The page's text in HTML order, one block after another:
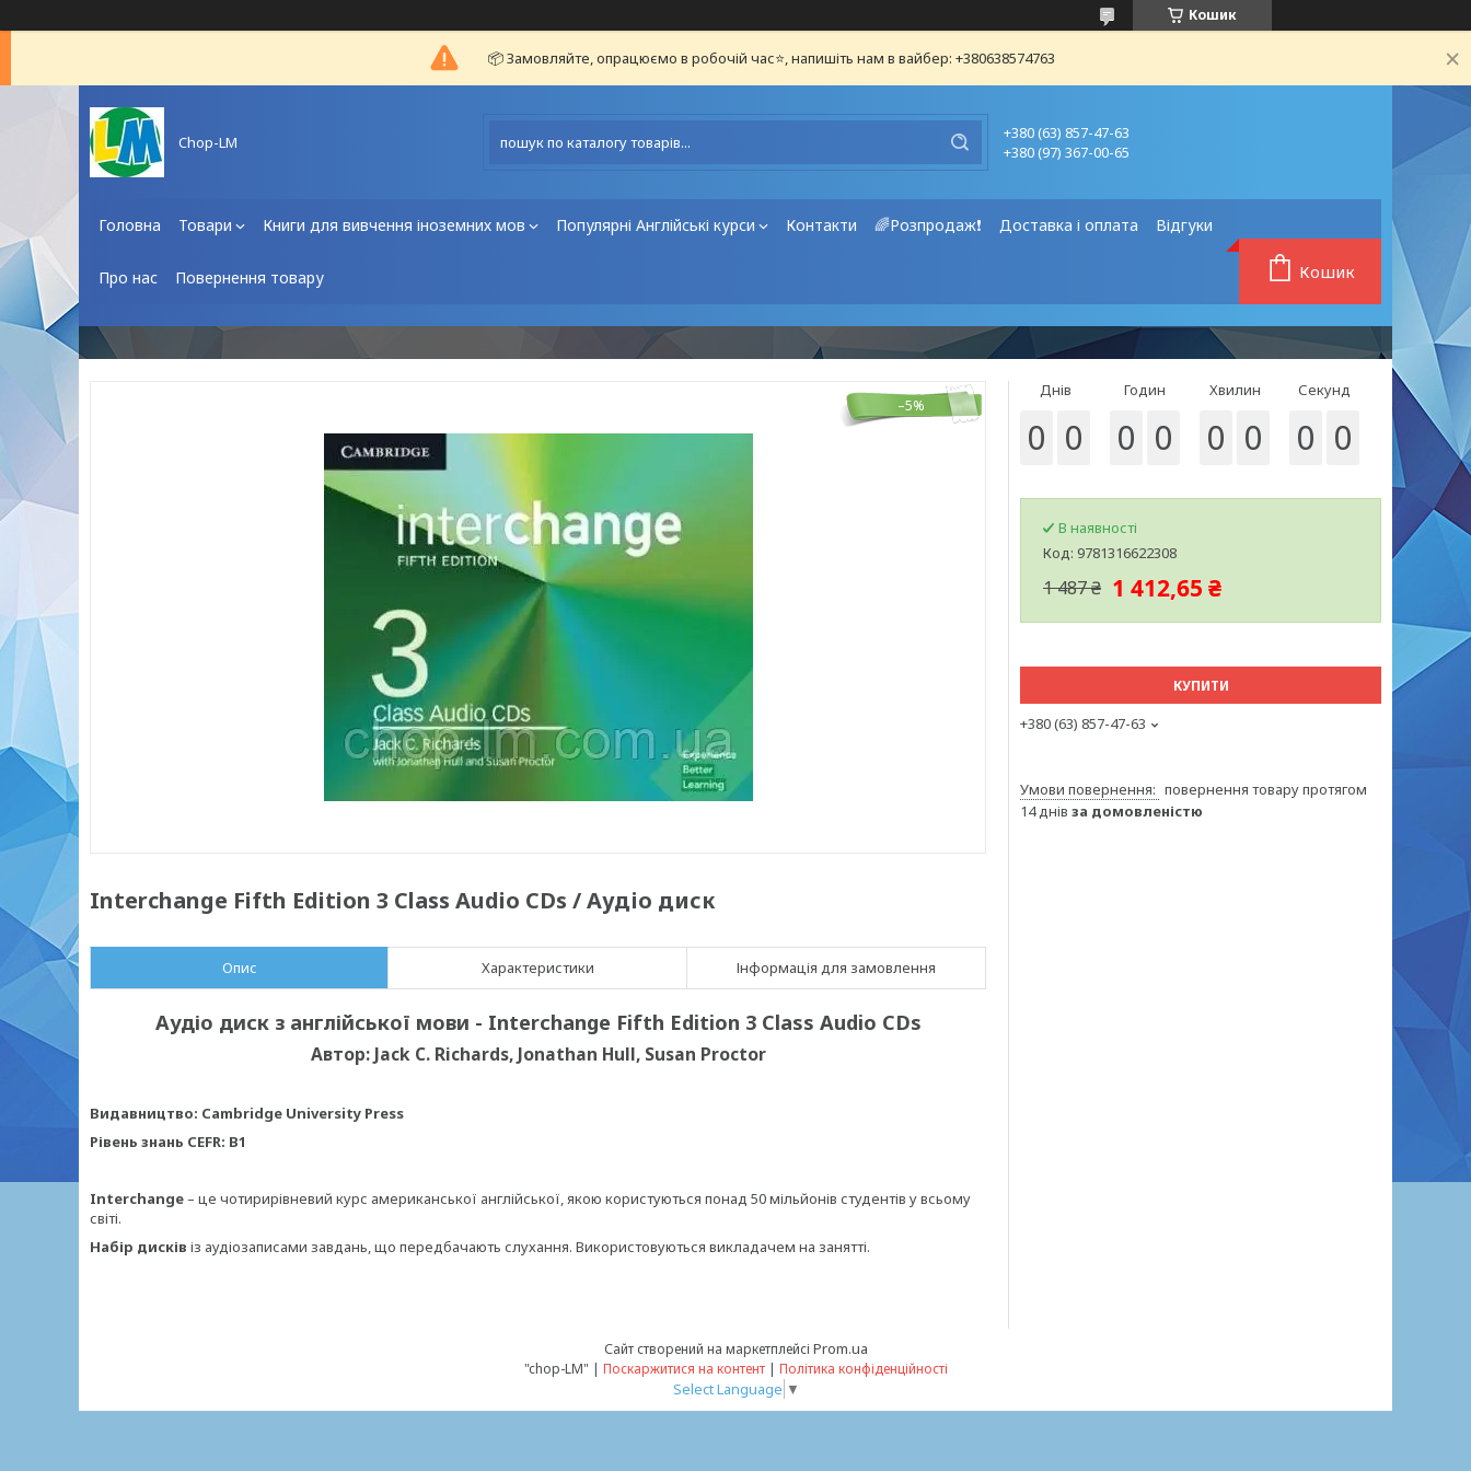
Кошик
📦 Замовляйте, опрацюємо в робочій час⭐, напишіть нам в вайбер: +380638574763
Chop-LM
+380 (63) 857-47-63
+380 (97) 367-00-65
Головна Товари Книги для вивчення іноземних мов Популярні Англійські курси Контакти 🌈Розпродаж❗ Доставка і оплата Відгуки
Про нас Повернення товару Кошик
–5%
Interchange Fifth Edition 3 Class Audio CDs / Аудіо диск
Опис Характеристики Інформація для замовлення
Аудіо диск з англійської мови - Interchange Fifth Edition 3 Class Audio CDs
Автор: Jack C. Richards, Jonathan Hull, Susan Proctor
Видавництво: Cambridge University Press
Рівень знань CEFR: B1
Interchange – це чотирирівневий курс американської англійської, якою користуються понад 50 мільйонів студентів у всьому
світі.
Набір дисків із аудіозаписами завдань, що передбачають слухання. Використовуються викладачем на занятті.
Днів
0 0
Годин
0 0
Хвилин
0 0
Секунд
0 0
В наявності
Код: 9781316622308
1 487 ₴ 1 412,65 ₴
КУПИТИ
+380 (63) 857-47-63
повернення товару протягом
14 днів за домовленістю
Сайт створений на маркетплейсі Prom.ua
"chop-LM" | Поскаржитися на контент | Політика конфіденційності
Select Language ▼